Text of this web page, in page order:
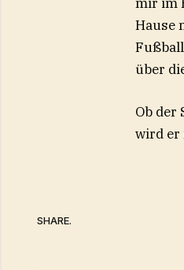
Hause
über
Ob der
wird er
SHARE.